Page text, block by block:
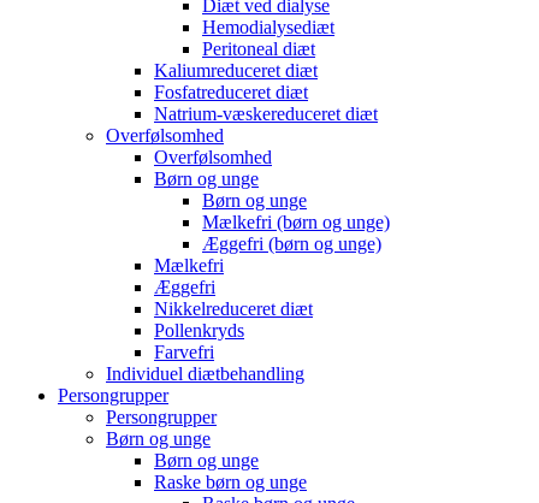
Diæt ved dialyse
Hemodialysediæt
Peritoneal diæt
Kaliumreduceret diæt
Fosfatreduceret diæt
Natrium-væskereduceret diæt
Overfølsomhed
Overfølsomhed
Børn og unge
Børn og unge
Mælkefri (børn og unge)
Æggefri (børn og unge)
Mælkefri
Æggefri
Nikkelreduceret diæt
Pollenkryds
Farvefri
Individuel diætbehandling
Persongrupper
Persongrupper
Børn og unge
Børn og unge
Raske børn og unge